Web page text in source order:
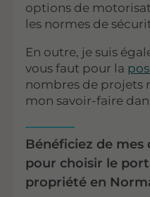
options de
les normes de
En outre, je suis
vous faut pour la
nombres de projets
mon savoir-faire
Bénéficiez de mes
pour choisir le
propriété en